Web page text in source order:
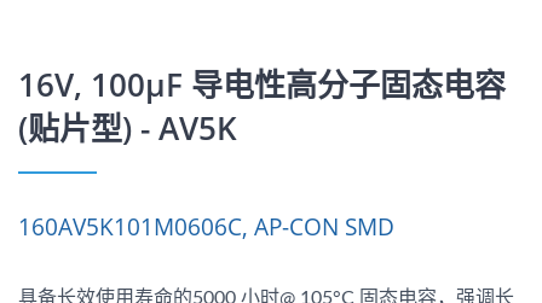
16V, 100μF 导电性高分子固态电容
(贴片型) - AV5K
160AV5K101M0606C, AP-CON SMD
具备长效使用寿命的5000 小时@ 105°C 固态电容，强调长